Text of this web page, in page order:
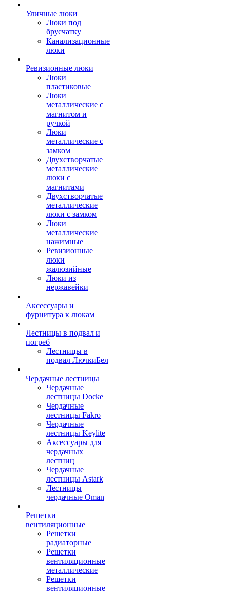
Уличные люки
Люки под
брусчатку
Канализационные
люки
Ревизионные люки
Люки
пластиковые
Люки
металлические с
магнитом и
ручкой
Люки
металлические с
замком
Двухстворчатые
металлические
люки с
магнитами
Двухстворчатые
металлические
люки с замком
Люки
металлические
нажимные
Ревизионные
люки
жалюзийные
Люки из
нержавейки
Аксессуары и
фурнитура к люкам
Лестницы в подвал и
погреб
Лестницы в
подвал ЛючкиБел
Чердачные лестницы
Чердачные
лестницы Docke
Чердачные
лестницы Fakro
Чердачные
лестницы Keylite
Аксессуары для
чердачных
лестниц
Чердачные
лестницы Astark
Лестницы
чердачные Oman
Решетки
вентиляционные
Решетки
радиаторные
Решетки
вентиляционные
металлические
Решетки
вентиляционные